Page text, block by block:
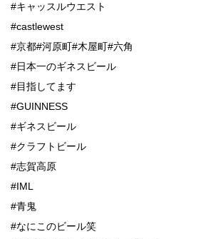
#キャッスルウエスト
#castlewest
#京都#河原町#木屋町#六角
#日本一のギネスビール
#目指してます
#GUINNESS
#ギネスビール
#クラフトビール
#志賀高原
#IML
#青鬼
#なにこのビール笑